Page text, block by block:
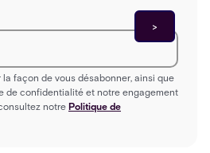
façon de vous désabonner, ainsi que
de confidentialité et notre engagement
notre Politique de